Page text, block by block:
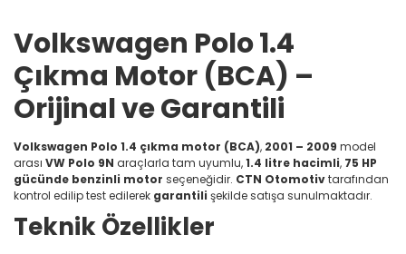
Volkswagen Polo 1.4
Çıkma Motor (BCA) –
Orijinal ve Garantili
Volkswagen Polo 1.4 çıkma motor (BCA), 2001 – 2009 model
arası VW Polo 9N araçlarla tam uyumlu,1.4 litre hacimli, 75 HP
gücünde benzinli motor seçeneğidir. CTN Otomotivtarafından
kontrol edilip test edilerek garantili şekilde satışa sunulmaktadır.
Teknik Özellikler